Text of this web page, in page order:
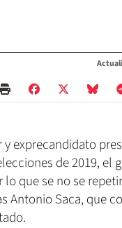
exprecandidato
de 2019, el
que se no se
Antonio Saca, que